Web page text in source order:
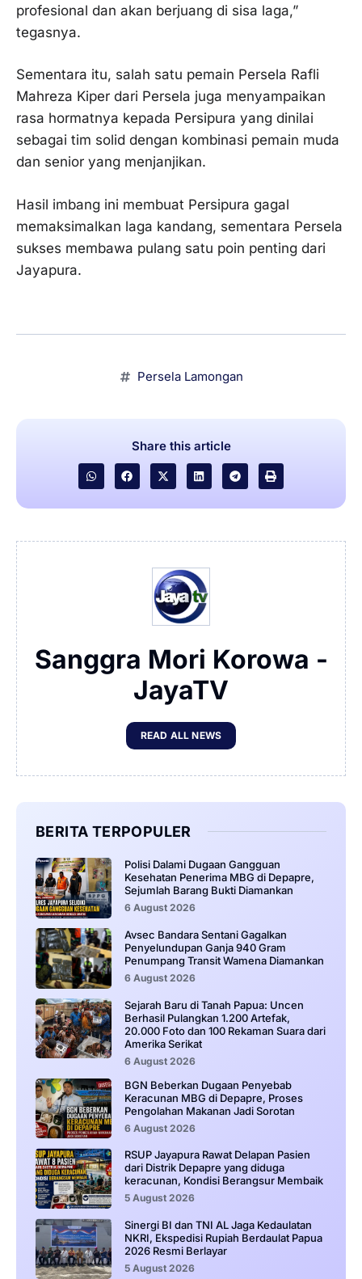
profesional dan akan berjuang di sisa laga,”
tegasnya.
Sementara itu, salah satu pemain Persela Rafli
Mahreza Kiper dari Persela juga menyampaikan
rasa hormatnya kepada Persipura yang dinilai
sebagai tim solid dengan kombinasi pemain muda
dan senior yang menjanjikan.
Hasil imbang ini membuat Persipura gagal
memaksimalkan laga kandang, sementara Persela
sukses membawa pulang satu poin penting dari
Jayapura.
Persela Lamongan
Share this article
Sanggra Mori Korowa -
JayaTV
READ ALL NEWS
BERITA TERPOPULER
‎Polisi Dalami Dugaan Gangguan
Kesehatan Penerima MBG di Depapre,
Sejumlah Barang Bukti Diamankan
6 August 2026
Avsec Bandara Sentani Gagalkan
Penyelundupan Ganja 940 Gram
Penumpang Transit Wamena Diamankan
6 August 2026
Sejarah Baru di Tanah Papua: Uncen
Berhasil Pulangkan 1.200 Artefak,
20.000 Foto dan 100 Rekaman Suara dari
Amerika Serikat
6 August 2026
BGN Beberkan Dugaan Penyebab
Keracunan MBG di Depapre, Proses
Pengolahan Makanan Jadi Sorotan
6 August 2026
RSUP Jayapura Rawat Delapan Pasien
dari Distrik Depapre yang diduga
keracunan, Kondisi Berangsur Membaik
5 August 2026
Sinergi BI dan TNI AL Jaga Kedaulatan
NKRI, Ekspedisi Rupiah Berdaulat Papua
2026 Resmi Berlayar
5 August 2026